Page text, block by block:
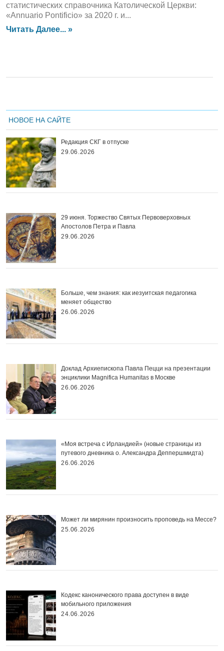
статистических справочника Католической Церкви:
«Annuario Pontificio» за 2020 г. и...
Читать Далее... »
НОВОЕ НА САЙТЕ
Редакция СКГ в отпуске
29.06.2026
29 июня. Торжество Святых Первоверховных
Апостолов Петра и Павла
29.06.2026
Больше, чем знания: как иезуитская педагогика
меняет общество
26.06.2026
Доклад Архиепископа Павла Пецци на презентации
энциклики Magnifica Нumanitas в Москве
26.06.2026
«Моя встреча с Ирландией» (новые страницы из
путевого дневника о. Александра Деппершмидта)
26.06.2026
Может ли мирянин произносить проповедь на Мессе?
25.06.2026
Кодекс канонического права доступен в виде
мобильного приложения
24.06.2026